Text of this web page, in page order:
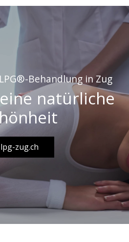
Behandlung in Zug
natürliche
lpg-zug.ch